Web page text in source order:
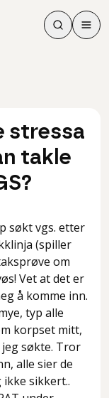
Søk
Søk
Meny
stressa
takle
søkt vgs. etter
(spiller
om
Vet at det er
å komme inn.
typ alle
korpset mitt,
søkte. Tror
alle sier de
sikkert..